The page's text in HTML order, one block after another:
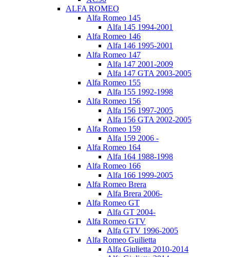
ALFA ROMEO
Alfa Romeo 145
Alfa 145 1994-2001
Alfa Romeo 146
Alfa 146 1995-2001
Alfa Romeo 147
Alfa 147 2001-2009
Alfa 147 GTA 2003-2005
Alfa Romeo 155
Alfa 155 1992-1998
Alfa Romeo 156
Alfa 156 1997-2005
Alfa 156 GTA 2002-2005
Alfa Romeo 159
Alfa 159 2006 -
Alfa Romeo 164
Alfa 164 1988-1998
Alfa Romeo 166
Alfa 166 1999-2005
Alfa Romeo Brera
Alfa Brera 2006-
Alfa Romeo GT
Alfa GT 2004-
Alfa Romeo GTV
Alfa GTV 1996-2005
Alfa Romeo Guilietta
Alfa Giulietta 2010-2014